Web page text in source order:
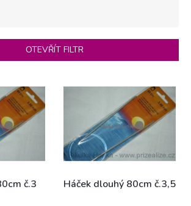
OTEVŘÍT FILTR
č.3 Háček dlouhý 80cm č.3,5